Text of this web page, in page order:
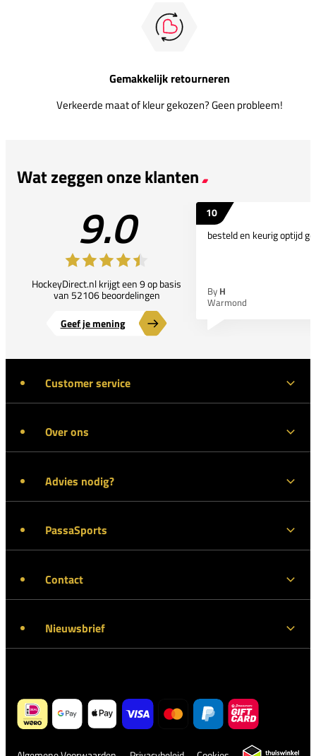
Gemakkelijk retourneren
Verkeerde maat of kleur gekozen? Geen probleem!
Wat zeggen onze klanten
9.0
HockeyDirect.nl krijgt een 9 op basis
van 52106 beoordelingen
Geef je mening
10
besteld en keurig optijd
By H
Warmond
Customer service
Over ons
Advies nodig?
PassaSports
Contact
Nieuwsbrief